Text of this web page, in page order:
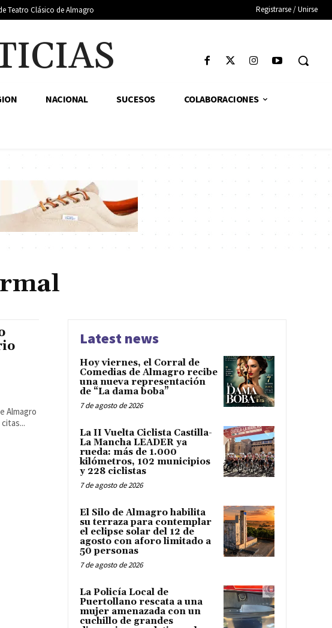
Teatro Clásico de Almagro Registrarse / Unirse
NACIONAL SUCESOS COLABORACIONES
Almagro
Latest news
Hoy viernes, el Corral de
Comedias de Almagro recibe
una nueva representación
de “La dama boba”
7 de agosto de 2026
La II Vuelta Ciclista Castilla-
La Mancha LEADER ya
rueda: más de 1.000
kilómetros, 102 municipios
y 228 ciclistas
7 de agosto de 2026
El Silo de Almagro habilita
su terraza para contemplar
el eclipse solar del 12 de
agosto con aforo limitado a
50 personas
7 de agosto de 2026
La Policía Local de
Puertollano rescata a una
mujer amenazada con un
cuchillo de grandes